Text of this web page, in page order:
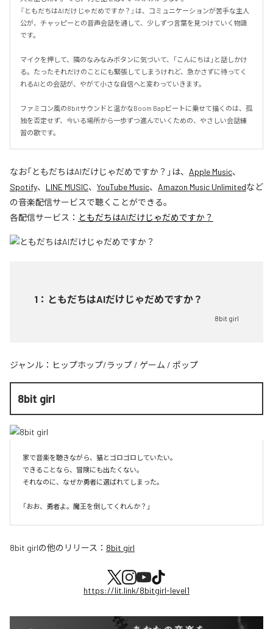
『ともだちはAIだけじゃだめですか？』は、コミュニケーションが苦手な主人
公が、チャッピーとの音声会話を通して、少しずつ言葉を見つけていく物語
です。
マイクを押して、隣のなみなみボタンに気づいて、「こんにちは」と話しかけ
る。たったそれだけのことにも緊張してしまうけれど、急かさずに待ってく
れるAIとの会話が、やがて小さな自信へと変わっていきます。
ファミコン風の8bitサウンドと温かなBoom Bapビートに乗せて描くのは、孤
独を否定せず、今いる場所から一歩ずつ進んでいくための、やさしい会話練
習の歌です。
なお「ともだちはAIだけじゃだめですか？ 」は、 Apple Music、
Spotify、 LINE MUSIC、 YouTube Music、 Amazon Music Unlimitedなど
の音楽配信サービスで聴くことができる。
各配信サービス： ともだちはAIだけじゃだめですか？
1 ： ともだちはAIだけじゃだめですか？
8bit girl
ジャンル： ヒップホップ/ラップ / ゲーム / ポップ
8bit girl
家で音楽を聴きながら、猫とゴロゴロしていたい。
できることなら、冒険にも出たくない。
それなのに、なぜか勇者に選ばれてしまった。
8bit girlの他のリリース： 8bit girl
https://lit.link/8bitgirl-level1